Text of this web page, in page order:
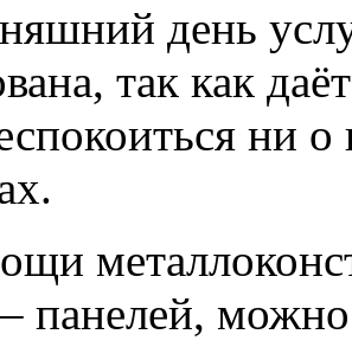
день
так как
ни
панелей,